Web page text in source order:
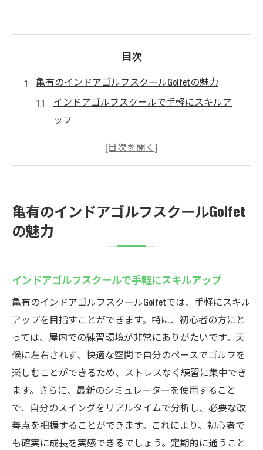
目次
亀有のインドアゴルフスクールGolfetの魅力
インドアゴルフスクールで手軽にスキルア
ップ
ゴルフ初心者も安心の充実した設備
天候に左右されず快適に練習可能
インドアゴルフスクールでスキルアップ
室内練習で効率的に技術を磨く
マンツーマン指導で確実な上達を実感
初心者向けの基本レッスンも充実
最新設備でスイングを科学的に分析
快適な環境でゴルフを楽しむ方法
手ぶらで通える亀有のゴルフスクールGolfet
手ぶらで通えるゴルフスクールの魅力
クラブとシューズの無料レンタルを利用
気軽に始めるインドアゴルフのススメ
亀有のインドアゴルフスクールGolfet
の魅力
インドアゴルフスクールで手軽にスキルアップ
亀有のインドアゴルフスクールGolfetでは、手軽にスキル
アップを目指すことができます。特に、初心者の方にと
っては、屋内での練習環境が非常にありがたいです。天
候に左右されず、快適な空間で自分のペースでゴルフを
楽しむことができるため、ストレスなく練習に集中でき
ます。さらに、最新のシミュレーターを使用すること
で、自分のスイングをリアルタイムで分析し、必要な改
善点を把握することができます。これにより、初心者で
も確実に成長を実感できるでしょう。定期的に通うこと